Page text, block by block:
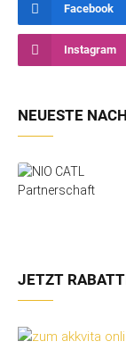
Facebook
Instagram
NEUESTE
JETZT